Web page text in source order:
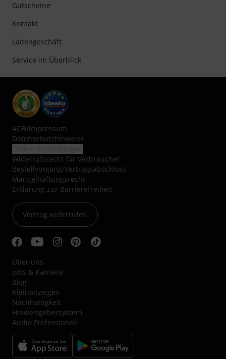
Gutscheine
Kontakt
Ladengeschäft
Service im Überblick
AGB/Impressum
Datenschutzhinweise
Widerrufsrecht für Verbraucher
Bestellvorgang/Vertragsabschluss
Mängelhaftungsrecht
Erklärung zur Barrierefreiheit
Vertrag widerrufen
Über uns
Jobs & Karriere
Blog
Kleinanzeigen
Nachhaltigkeit
Hinweisgebersystem
Audio Professionell